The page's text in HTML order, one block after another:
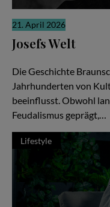
21. April 2026
Josefs Welt
Die Geschichte
Jahrhunderten von
beeinflusst. Obwohl
Feudalismus geprägt,…
Lifestyle